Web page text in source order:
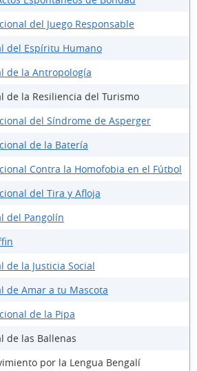
del Juego Responsable
del Espíritu Humano
de la Antropología
de la Resiliencia del Turismo
del Síndrome de Asperger
de la Batería
Contra la Homofobia en el Fútbol
del Tira y Afloja
del Pangolín
de la Justicia Social
de Amar a tu Mascota
de la Pipa
de las Ballenas
por la Lengua Bengalí